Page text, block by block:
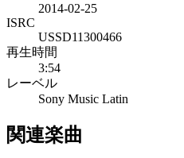
2014-02-25
ISRC
USSD11300466
再生時間
3:54
レーベル
Sony Music Latin
関連楽曲